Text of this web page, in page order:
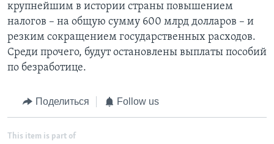
крупнейшим в истории страны повышением
налогов – на общую сумму 600 млрд долларов – и
резким сокращением государственных расходов.
Среди прочего, будут остановлены выплаты пособий
по безработице.
Поделиться Follow us
This item is part of